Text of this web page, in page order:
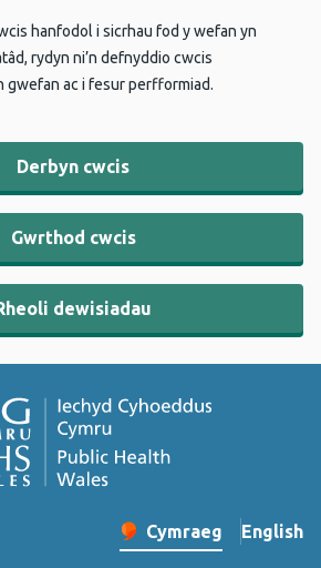
hanfodol i sicrhau fod y wefan yn
rydyn ni’n defnyddio cwcis
gwefan ac i fesur perfformiad.
Derbyn cwcis
Gwrthod cwcis
dewisiadau
Newid iaith y wefan
Cymraeg English
–